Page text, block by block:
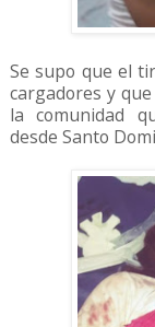
Se supo que el
cargadores y
la comunidad
desde Santo